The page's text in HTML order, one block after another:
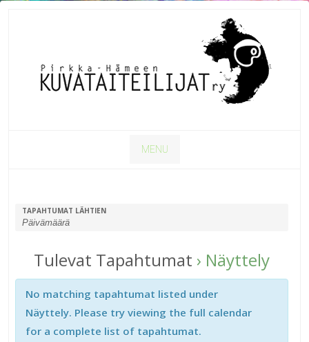
MENU
TAPAHTUMAT LÄHTIEN
Tulevat Tapahtumat › Näyttely
No matching tapahtumat listed under
Näyttely. Please try viewing the full calendar
for a complete list of tapahtumat.